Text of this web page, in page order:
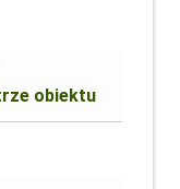
obiektu